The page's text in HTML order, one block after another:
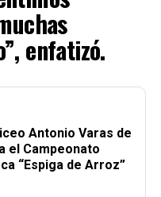
enfatizó.
Antonio Varas de
el Campeonato
“Espiga de Arroz”